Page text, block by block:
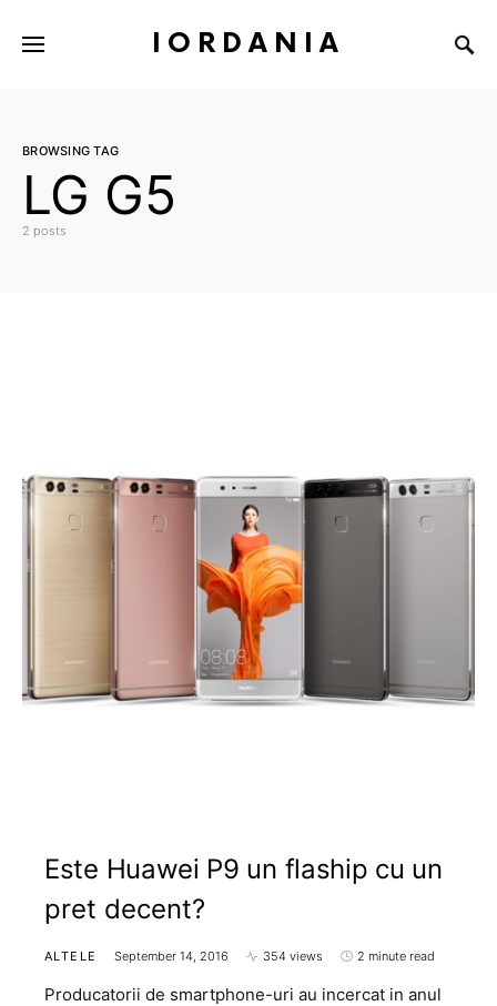
IORDANIA
BROWSING TAG
LG G5
2 posts
Este Huawei P9 un flaship cu un
pret decent?
ALTELE September 14, 2016 354 views 2 minute read
Producatorii de smartphone-uri au incercat in anul